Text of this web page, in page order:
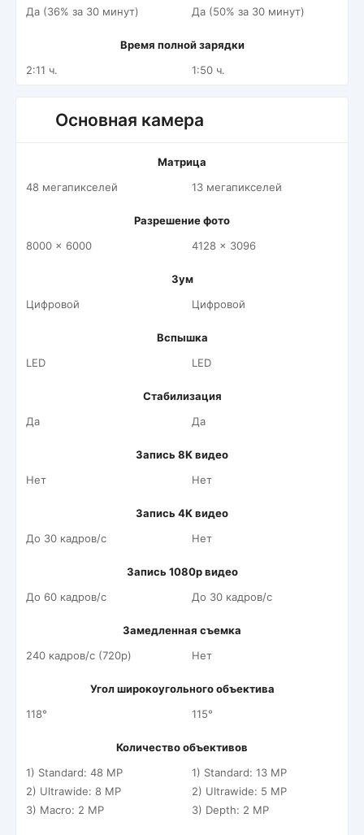
Да (36% за 30 минут) Да (50% за 30 минут)
Время полной зарядки
2:11 ч.
1:50 ч.
Основная камера
Матрица
48 мегапикселей
13 мегапикселей
Разрешение фото
8000 x 6000
4128 x 3096
Зум
Цифровой
Цифровой
Вспышка
LED
LED
Стабилизация
Да
Да
Запись 8K видео
Нет
Нет
Запись 4K видео
До 30 кадров/c
Нет
Запись 1080p видео
До 60 кадров/c
До 30 кадров/c
Замедленная съемка
240 кадров/c (720p)
Нет
Угол широкоугольного объектива
118°
115°
Количество объективов
1) Standard: 48 MP
2) Ultrawide: 8 MP
3) Macro: 2 MP
1) Standard: 13 MP
2) Ultrawide: 5 MP
3) Depth: 2 MP